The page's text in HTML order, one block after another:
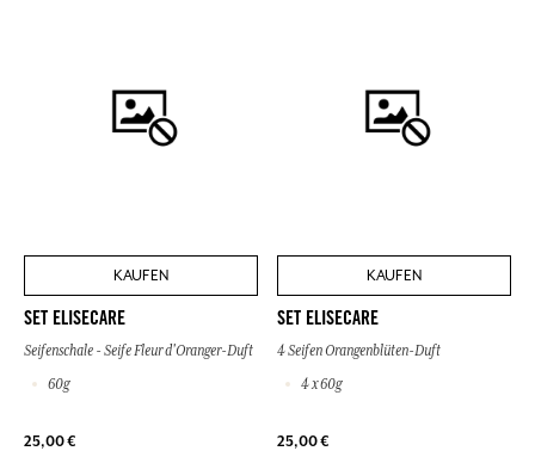
KAUFEN
SET ELISECARE
Seifenschale - Seife Fleur d'Oranger-Duft
60g
25,00 €
KAUFEN
SET ELISECARE
4 Seifen Orangenblüten-Duft
4 x 60g
25,00 €